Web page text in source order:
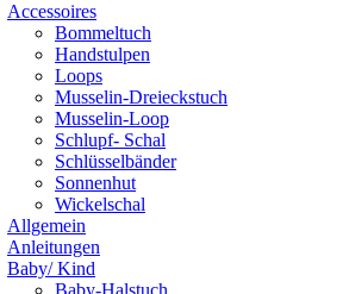
Accessoires
Bommeltuch
Handstulpen
Loops
Musselin-Dreieckstuch
Musselin-Loop
Schlupf- Schal
Schlüsselbänder
Sonnenhut
Wickelschal
Allgemein
Anleitungen
Baby/ Kind